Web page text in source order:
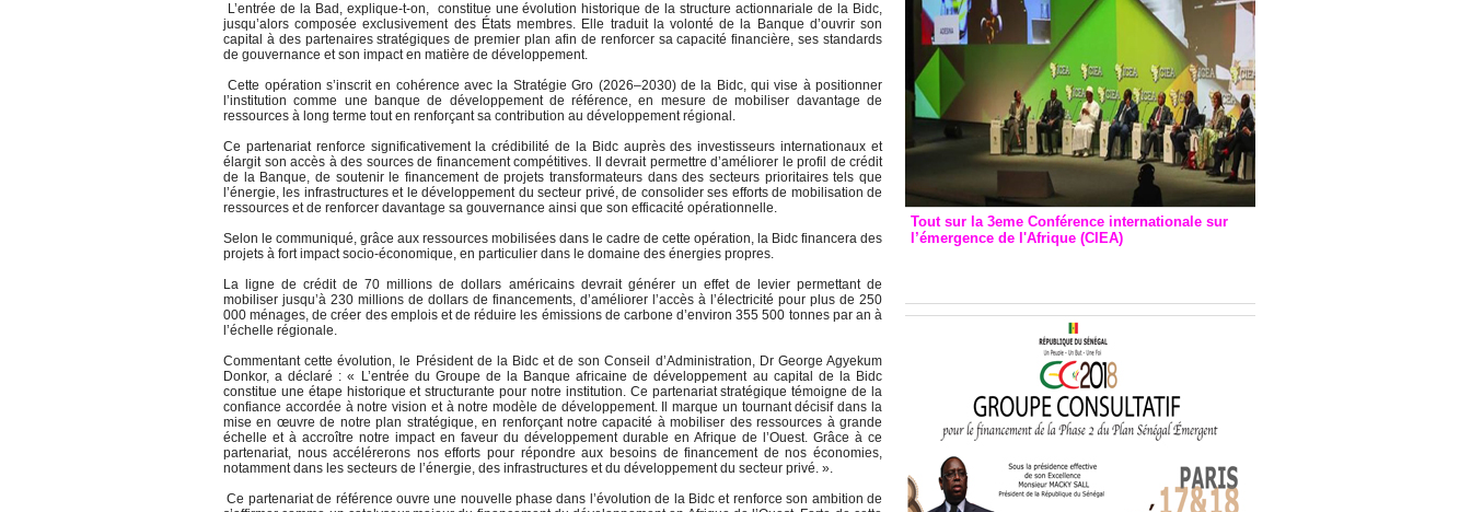
L’entrée de la Bad, explique-t-on, constitue une évolution historique de la structure actionnariale de la Bidc,
jusqu’alors composée exclusivement des États membres. Elle traduit la volonté de la Banque d’ouvrir son
capital à des partenaires stratégiques de premier plan afin de renforcer sa capacité financière, ses standards
de gouvernance et son impact en matière de développement.
Cette opération s’inscrit en cohérence avec la Stratégie Gro (2026–2030) de la Bidc, qui vise à positionner
l’institution comme une banque de développement de référence, en mesure de mobiliser davantage de
ressources à long terme tout en renforçant sa contribution au développement régional.
Ce partenariat renforce significativement la crédibilité de la Bidc auprès des investisseurs internationaux et
élargit son accès à des sources de financement compétitives. Il devrait permettre d’améliorer le profil de crédit
de la Banque, de soutenir le financement de projets transformateurs dans des secteurs prioritaires tels que
l’énergie, les infrastructures et le développement du secteur privé, de consolider ses efforts de mobilisation de
ressources et de renforcer davantage sa gouvernance ainsi que son efficacité opérationnelle.
Selon le communiqué, grâce aux ressources mobilisées dans le cadre de cette opération, la Bidc financera des
projets à fort impact socio-économique, en particulier dans le domaine des énergies propres.
La ligne de crédit de 70 millions de dollars américains devrait générer un effet de levier permettant de
mobiliser jusqu’à 230 millions de dollars de financements, d’améliorer l’accès à l’électricité pour plus de 250
000 ménages, de créer des emplois et de réduire les émissions de carbone d’environ 355 500 tonnes par an à
l’échelle régionale.
Commentant cette évolution, le Président de la Bidc et de son Conseil d’Administration, Dr George Agyekum
Donkor, a déclaré : « L’entrée du Groupe de la Banque africaine de développement au capital de la Bidc
constitue une étape historique et structurante pour notre institution. Ce partenariat stratégique témoigne de la
confiance accordée à notre vision et à notre modèle de développement. Il marque un tournant décisif dans la
mise en œuvre de notre plan stratégique, en renforçant notre capacité à mobiliser des ressources à grande
échelle et à accroître notre impact en faveur du développement durable en Afrique de l’Ouest. Grâce à ce
partenariat, nous accélérerons nos efforts pour répondre aux besoins de financement de nos économies,
notamment dans les secteurs de l’énergie, des infrastructures et du développement du secteur privé. ».
Ce partenariat de référence ouvre une nouvelle phase dans l’évolution de la Bidc et renforce son ambition de
Tout sur la 3eme Conférence internationale sur
l’émergence de l'Afrique (CIEA)